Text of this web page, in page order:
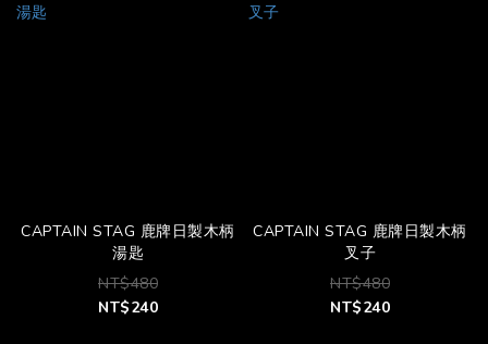
CAPTAIN STAG 鹿牌日製木柄
湯匙
NT$480
NT$240
CAPTAIN STAG 鹿牌日製木柄
叉子
NT$480
NT$240